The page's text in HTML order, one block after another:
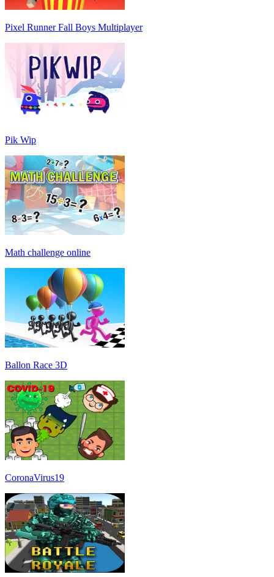
Pixel Runner Fall Boys Multiplayer
Pik Wip
Math challenge online
Ballon Race 3D
CoronaVirus19